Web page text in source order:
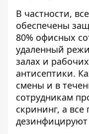
В частности,
обеспечены
80% офисных
удаленный
залах и
антисептики.
смены и в
сотрудникам
скрининг, а все